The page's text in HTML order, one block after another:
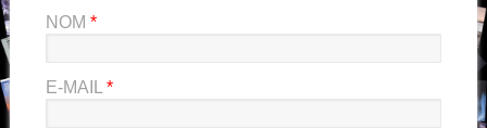
NOM *
E-MAIL *